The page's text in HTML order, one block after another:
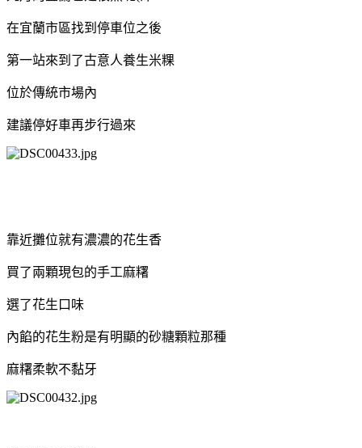
在宜蘭市區找到停車位之後
第一站來到了古意人養生米粿
位於傳統市場內
建議停好車再步行過來
靠近攤位就有濃濃的花生香
買了兩顆現包的手工麻糬
選了花生口味
內餡的花生粉是有明顯的砂糖顆粒那種
麻糬柔軟不黏牙